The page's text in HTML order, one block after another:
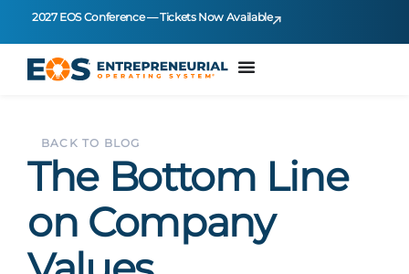
2027 EOS Conference — Tickets Now Available
BACK TO BLOG
The Bottom Line
on Company